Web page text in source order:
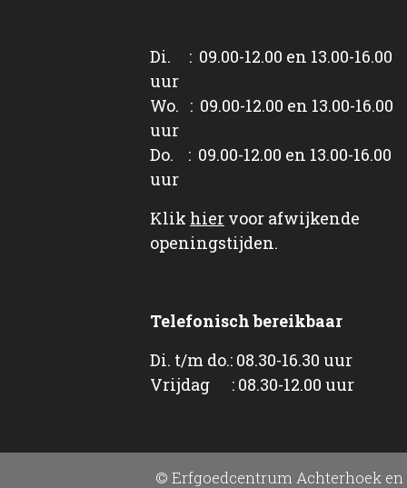
Di. : 09.00-12.00 en 13.00-16.00
uur
Wo. : 09.00-12.00 en 13.00-16.00
uur
Do. : 09.00-12.00 en 13.00-16.00
uur
Klik hier voor afwijkende
openingstijden.
Telefonisch bereikbaar
Di. t/m do.: 08.30-16.30 uur
Vrijdag : 08.30-12.00 uur
© Erfgoedcentrum Achterhoek en